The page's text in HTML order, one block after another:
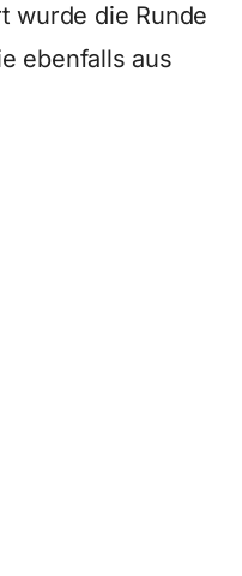
wurde die Runde
ebenfalls aus